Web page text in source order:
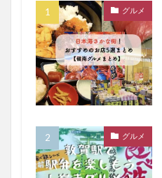
グルメ
グルメ